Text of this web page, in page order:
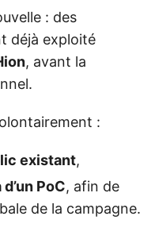
: des
déjà exploité
, avant la
:
existant,
PoC, afin de
de la campagne.